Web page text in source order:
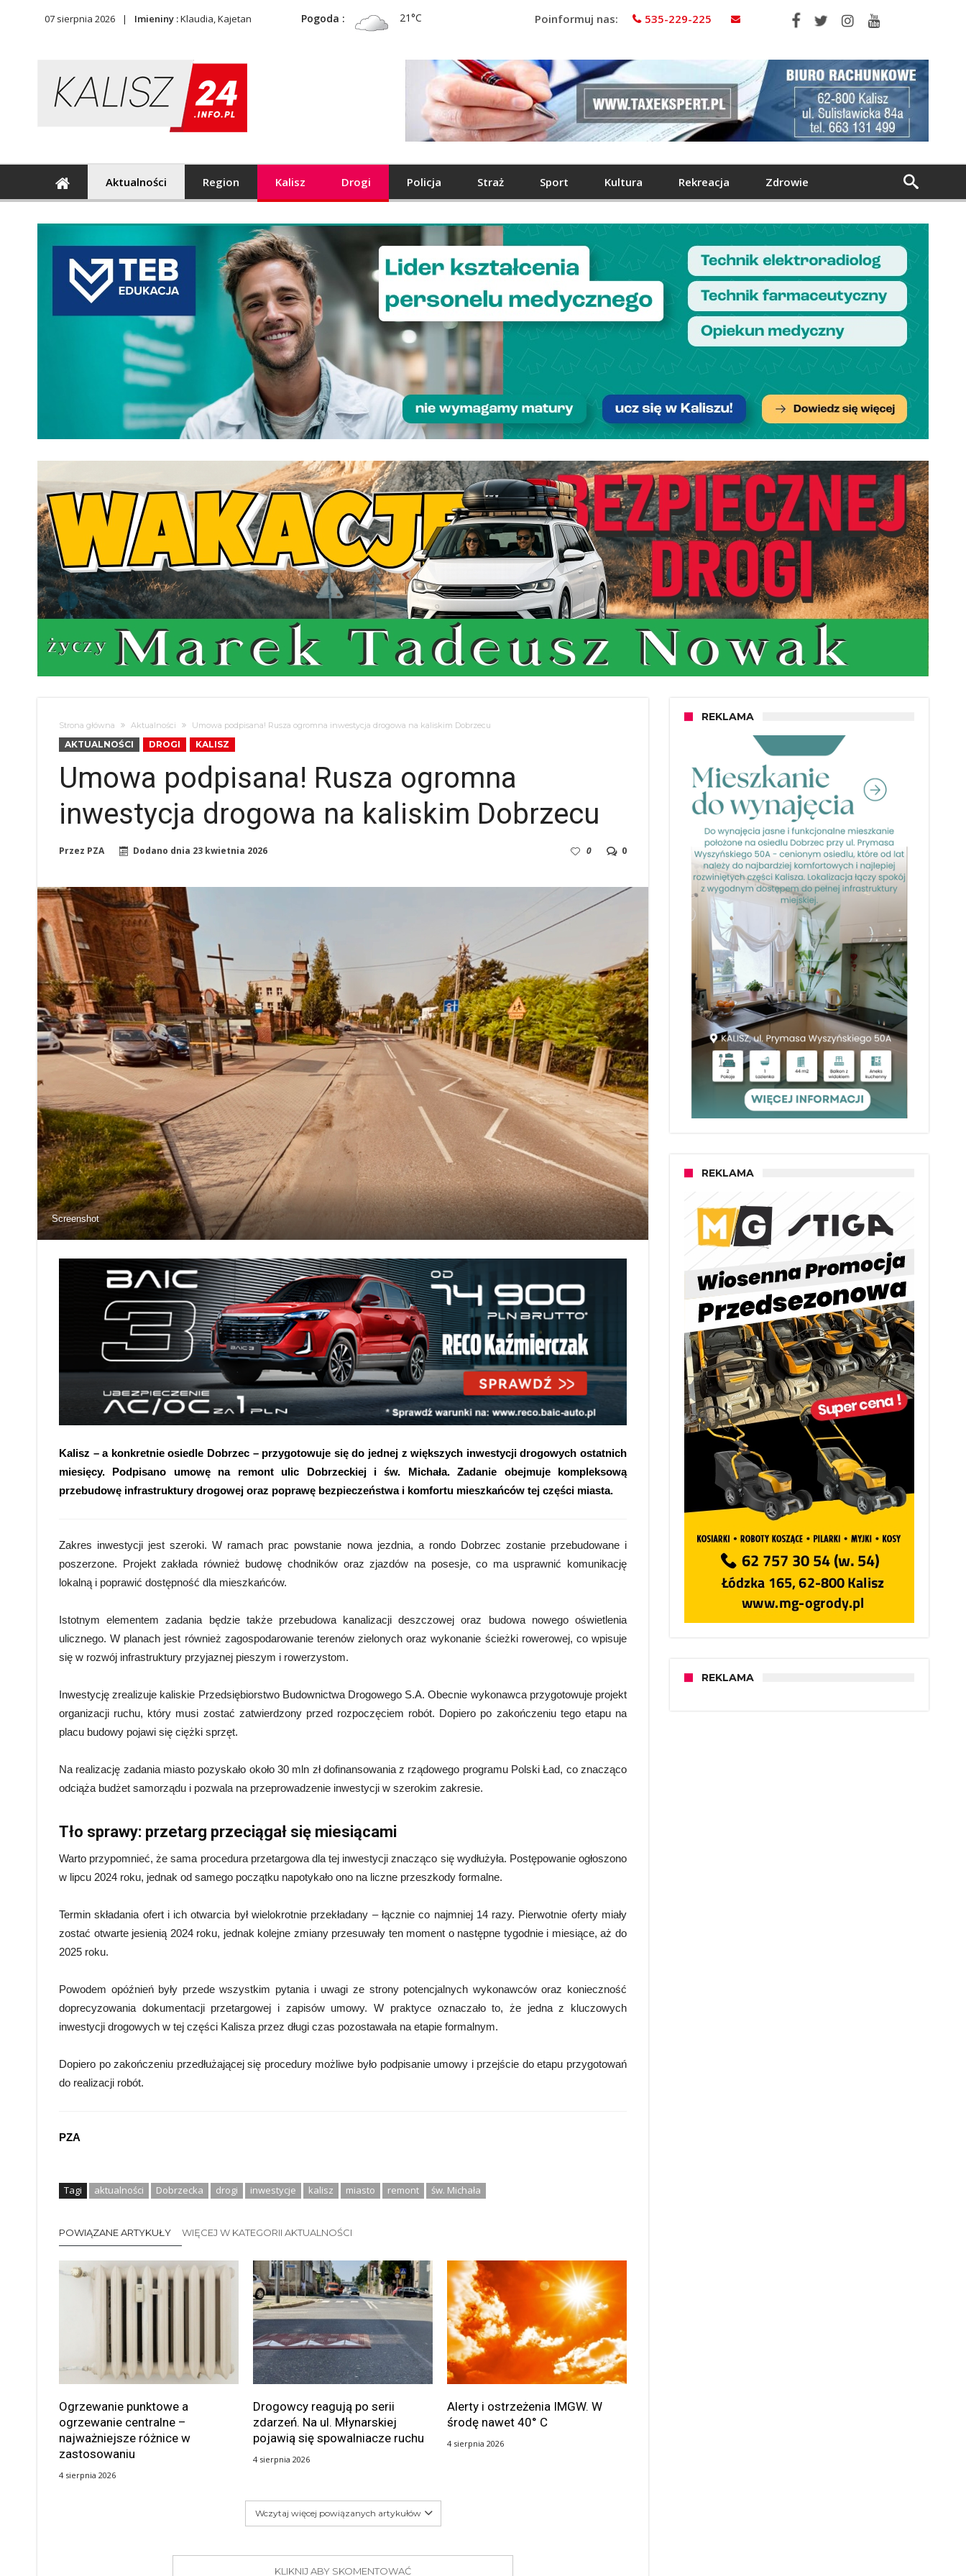
07 sierpnia 2026 Imieniny :Klaudia, Kajetan Pogoda : 21°C Poinformuj nas: 535-229-225
Aktualności Region Kalisz Drogi Policja Straż Sport Kultura Rekreacja Zdrowie
Strona główna Aktualności Umowa podpisana! Rusza ogromna inwestycja drogowa na kaliskim Dobrzecu
AKTUALNOŚCI DROGI KALISZ
Umowa podpisana! Rusza ogromna
inwestycja drogowa na kaliskim Dobrzecu
Przez PZA Dodano dnia 23 kwietnia 2026 0
0
Screenshot
Kalisz – a konkretnie osiedle Dobrzec – przygotowuje się do jednej z większych inwestycji drogowych ostatnich
miesięcy. Podpisano umowę na remont ulic Dobrzeckiej i św. Michała. Zadanie obejmuje kompleksową
przebudowę infrastruktury drogowej oraz poprawę bezpieczeństwa i komfortu mieszkańców tej części miasta.
Zakres inwestycji jest szeroki. W ramach prac powstanie nowa jezdnia, a rondo Dobrzec zostanie przebudowane i
poszerzone. Projekt zakłada również budowę chodników oraz zjazdów na posesje, co ma usprawnić komunikację
lokalną i poprawić dostępność dla mieszkańców.
Istotnym elementem zadania będzie także przebudowa kanalizacji deszczowej oraz budowa nowego oświetlenia
ulicznego. W planach jest również zagospodarowanie terenów zielonych oraz wykonanie ścieżki rowerowej, co wpisuje
się w rozwój infrastruktury przyjaznej pieszym i rowerzystom.
Inwestycję zrealizuje kaliskie Przedsiębiorstwo Budownictwa Drogowego S.A. Obecnie wykonawca przygotowuje projekt
organizacji ruchu, który musi zostać zatwierdzony przed rozpoczęciem robót. Dopiero po zakończeniu tego etapu na
placu budowy pojawi się ciężki sprzęt.
Na realizację zadania miasto pozyskało około 30 mln zł dofinansowania z rządowego programu Polski Ład, co znacząco
odciąża budżet samorządu i pozwala na przeprowadzenie inwestycji w szerokim zakresie.
Tło sprawy: przetarg przeciągał się miesiącami
Warto przypomnieć, że sama procedura przetargowa dla tej inwestycji znacząco się wydłużyła. Postępowanie ogłoszono
w lipcu 2024 roku, jednak od samego początku napotykało ono na liczne przeszkody formalne.
Termin składania ofert i ich otwarcia był wielokrotnie przekładany – łącznie co najmniej 14 razy. Pierwotnie oferty miały
zostać otwarte jesienią 2024 roku, jednak kolejne zmiany przesuwały ten moment o następne tygodnie i miesiące, aż do
2025 roku.
Powodem opóźnień były przede wszystkim pytania i uwagi ze strony potencjalnych wykonawców oraz konieczność
doprecyzowania dokumentacji przetargowej i zapisów umowy. W praktyce oznaczało to, że jedna z kluczowych
inwestycji drogowych w tej części Kalisza przez długi czas pozostawała na etapie formalnym.
Dopiero po zakończeniu przedłużającej się procedury możliwe było podpisanie umowy i przejście do etapu przygotowań
do realizacji robót.
PZA
Tagi aktualności Dobrzecka drogi inwestycje kalisz miasto remont św. Michała
POWIĄZANE ARTYKUŁY WIĘCEJ W KATEGORII AKTUALNOŚCI
Ogrzewanie punktowe a
ogrzewanie centralne –
najważniejsze różnice w
zastosowaniu
4 sierpnia 2026
Drogowcy reagują po serii
zdarzeń. Na ul. Młynarskiej
pojawią się spowalniacze ruchu
4 sierpnia 2026
Alerty i ostrzeżenia IMGW. W
środę nawet 40° C
4 sierpnia 2026
Wczytaj więcej powiązanych artykułów
KLIKNIJ ABY SKOMENTOWAĆ
REKLAMA
REKLAMA
REKLAMA